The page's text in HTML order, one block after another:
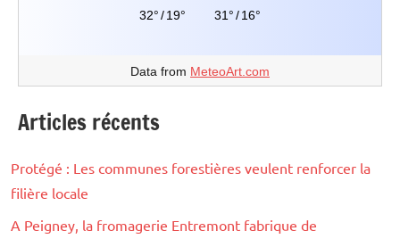
32°/19° 31°/16°
Data from MeteoArt.com
Articles récents
Protégé : Les communes forestières veulent renforcer la
filière locale
A Peigney, la fromagerie Entremont fabrique de